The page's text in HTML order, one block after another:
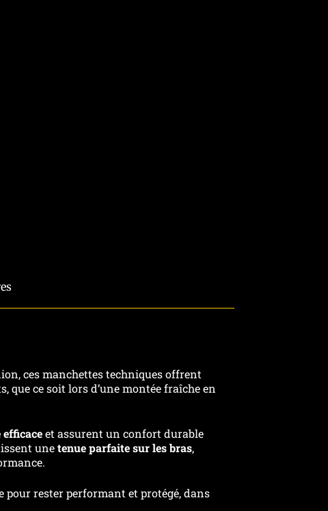
ces manchettes techniques offrent
que ce soit lors d’une montée fraîche en
efficaceet assurent un confort durable
unetenue parfaite sur les bras,
pour rester performant et protégé, dans